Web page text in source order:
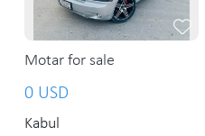
Motar for sale
0 USD
Kabul